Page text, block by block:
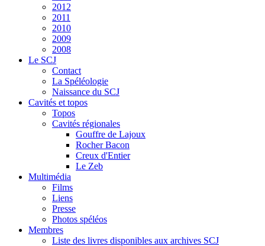
2012
2011
2010
2009
2008
Le SCJ
Contact
La Spéléologie
Naissance du SCJ
Cavités et topos
Topos
Cavités régionales
Gouffre de Lajoux
Rocher Bacon
Creux d'Entier
Le Zeb
Multimédia
Films
Liens
Presse
Photos spéléos
Membres
Liste des livres disponibles aux archives SCJ